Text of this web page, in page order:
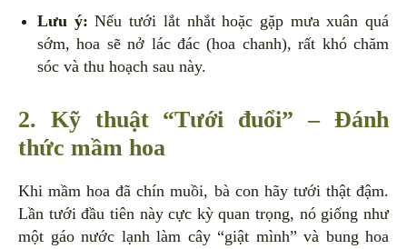
Lưu ý: Nếu tưới lắt nhắt hoặc gặp mưa xuân quá
sớm, hoa sẽ nở lác đác (hoa chanh), rất khó chăm
sóc và thu hoạch sau này.
2. Kỹ thuật “Tưới đuổi” – Đánh
thức mầm hoa
Khi mầm hoa đã chín muồi, bà con hãy tưới thật đậm.
Lần tưới đầu tiên này cực kỳ quan trọng, nó giống như
một gáo nước lạnh làm cây “giật mình” và bung hoa